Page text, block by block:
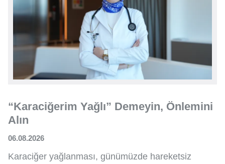
“Karaciğerim Yağlı” Demeyin, Önlemini
Alın
06.08.2026
Karaciğer yağlanması, günümüzde hareketsiz